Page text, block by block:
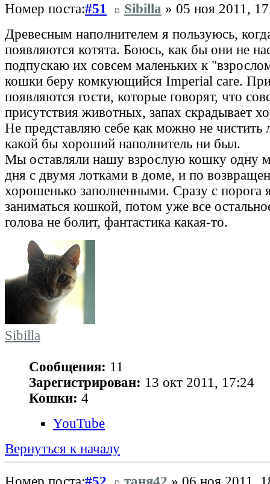
Номер поста:#51 Sibilla » 05 ноя 2011,
Древесным наполнителем я пользуюсь,
появляются котята. Боюсь, как бы они не
подпускаю их совсем маленьких к
кошки беру комкующийся Imperial care.
появляются гости, которые говорят, что
присутствия животных, запах скрадывает
Не представляю себе как можно не чистить
какой бы хороший наполнитель ни был.
Мы оставляли нашу взрослую кошку одну
дня с двумя лотками в доме, и по
хорошенько заполненными. Сразу с порога
заниматься кошкой, потом уже все
голова не болит, фантастика какая-то.
Sibilla
Сообщения: 11
Зарегистрирован: 13 окт 2011, 17:24
Кошки: 4
YouTube
Вернуться к началу